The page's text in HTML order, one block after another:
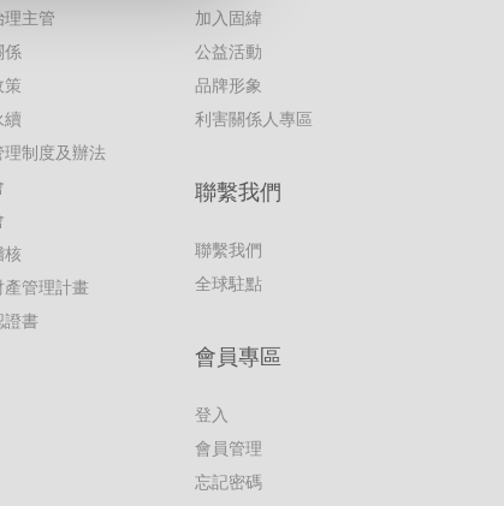
理主管
係
策
續
理制度及辦法
核
產管理計畫
證書
加入固緯
公益活動
品牌形象
利害關係人專區
聯繫我們
聯繫我們
全球駐點
會員專區
登入
會員管理
忘記密碼